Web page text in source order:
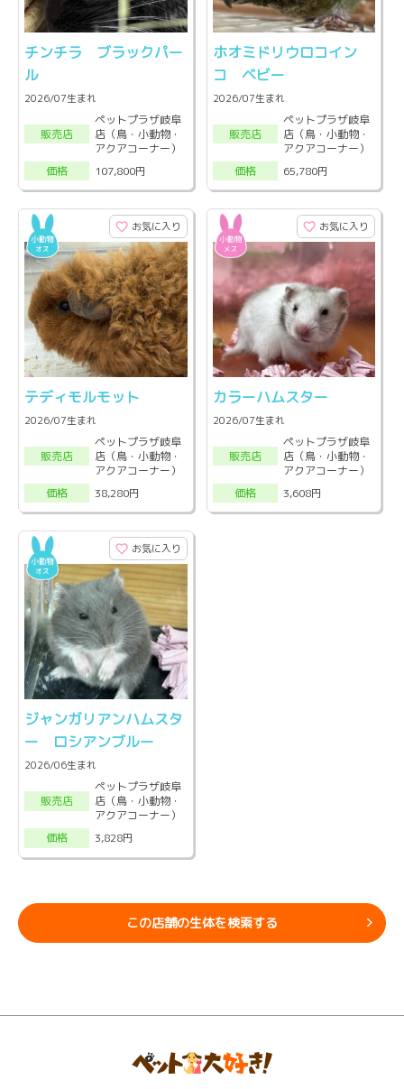
チンチラ ブラックパー
ル
2026/07生まれ
販売店
ペットプラザ岐阜
店（鳥・小動物・
アクアコーナー）
価格
107,800円
ホオミドリウロコイン
コ ベビー
2026/07生まれ
販売店
ペットプラザ岐阜
店（鳥・小動物・
アクアコーナー）
価格
65,780円
お気に入り
テディモルモット
2026/07生まれ
販売店
ペットプラザ岐阜
店（鳥・小動物・
アクアコーナー）
価格
38,280円
お気に入り
カラーハムスター
2026/07生まれ
販売店
ペットプラザ岐阜
店（鳥・小動物・
アクアコーナー）
価格
3,608円
お気に入り
ジャンガリアンハムスタ
ー ロシアンブルー
2026/06生まれ
販売店
ペットプラザ岐阜
店（鳥・小動物・
アクアコーナー）
価格
3,828円
この店舗の生体を検索する